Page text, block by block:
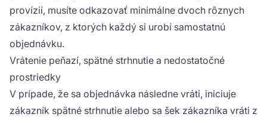
provízií, musíte odkazovať minimálne dvoch rôznych
zákazníkov, z ktorých každý si urobí samostatnú
objednávku.
Vrátenie peňazí, spätné strhnutie a nedostatočné
prostriedky
V prípade, že sa objednávka následne vráti, iniciuje
zákazník spätné strhnutie alebo sa šek zákazníka vráti z